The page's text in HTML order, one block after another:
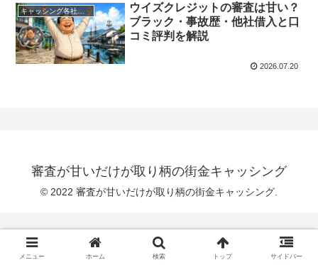
キャッシング各社の情報
ウイズクレジットの審査は甘い？
ブラック・事故歴・他社借入と口
コミ評判を解説
2026.07.20
審査が甘いだけが取り柄の街金キャッシング
© 2022 審査が甘いだけが取り柄の街金キャッシング.
メニュー ホーム 検索 トップ サイドバー